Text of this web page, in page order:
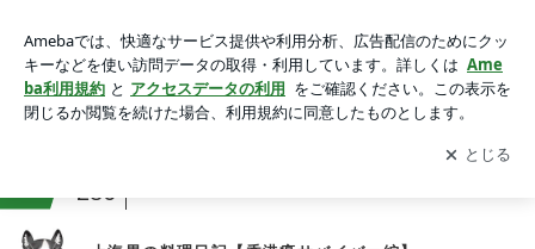
アプリをダウンロードして ブログの更新通知
を受け取りまし
ょう。
開く
286